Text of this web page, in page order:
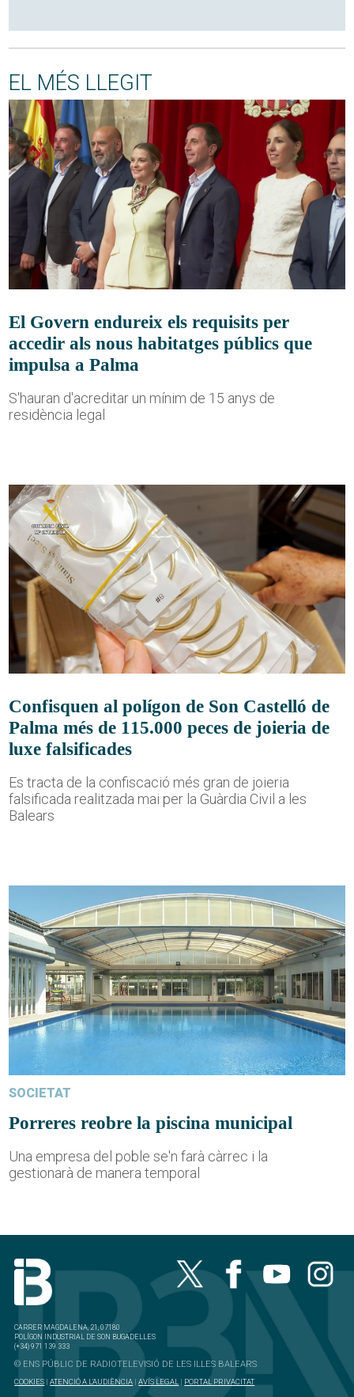
EL MÉS LLEGIT
El Govern endureix els requisits per
accedir als nous habitatges públics que
impulsa a Palma
S'hauran d'acreditar un mínim de 15 anys de
residència legal
Confisquen al polígon de Son Castelló de
Palma més de 115.000 peces de joieria de
luxe falsificades
Es tracta de la confiscació més gran de joieria
falsificada realitzada mai per la Guàrdia Civil a les
Balears
SOCIETAT
Porreres reobre la piscina municipal
Una empresa del poble se'n farà càrrec i la
gestionarà de manera temporal
CARRER MAGDALENA, 21, 07180
POLÍGON INDUSTRIAL DE SON BUGADELLES
(+34) 971 139 333
© ENS PÚBLIC DE RADIOTELEVISIÓ DE LES ILLES BALEARS
COOKIES |ATENCIÓ A L'AUDIÈNCIA |AVÍS LEGAL | PORTAL PRIVACITAT